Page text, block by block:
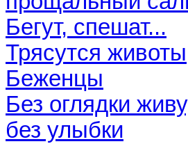
Бегут, спешат...
Трясутся животы
Беженцы
Без оглядки
без улыбки